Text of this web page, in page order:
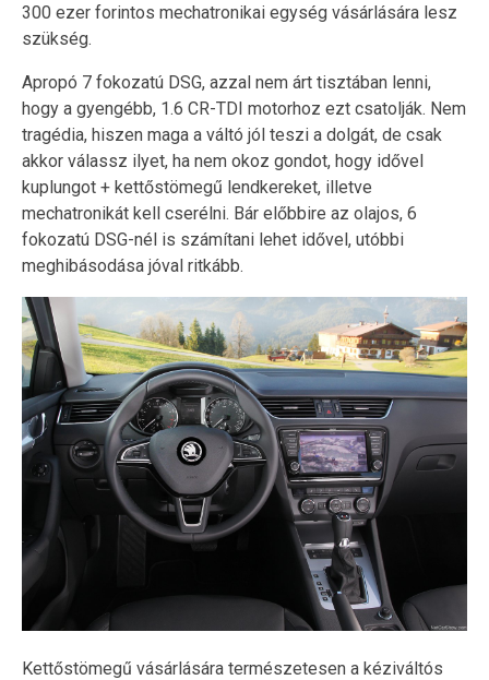
300 ezer forintos mechatronikai egység vásárlására lesz
szükség.
Apropó 7 fokozatú DSG, azzal nem árt tisztában lenni,
hogy a gyengébb, 1.6 CR-TDI motorhoz ezt csatolják. Nem
tragédia, hiszen maga a váltó jól teszi a dolgát, de csak
akkor válassz ilyet, ha nem okoz gondot, hogy idővel
kuplungot + kettőstömegű lendkereket, illetve
mechatronikát kell cserélni. Bár előbbire az olajos, 6
fokozatú DSG-nél is számítani lehet idővel, utóbbi
meghibásodása jóval ritkább.
Kettőstömegű vásárlására természetesen a kéziváltós